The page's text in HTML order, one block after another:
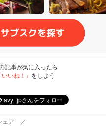
記事が気に入ったら
「いいね！」 をしよう
ェア ／